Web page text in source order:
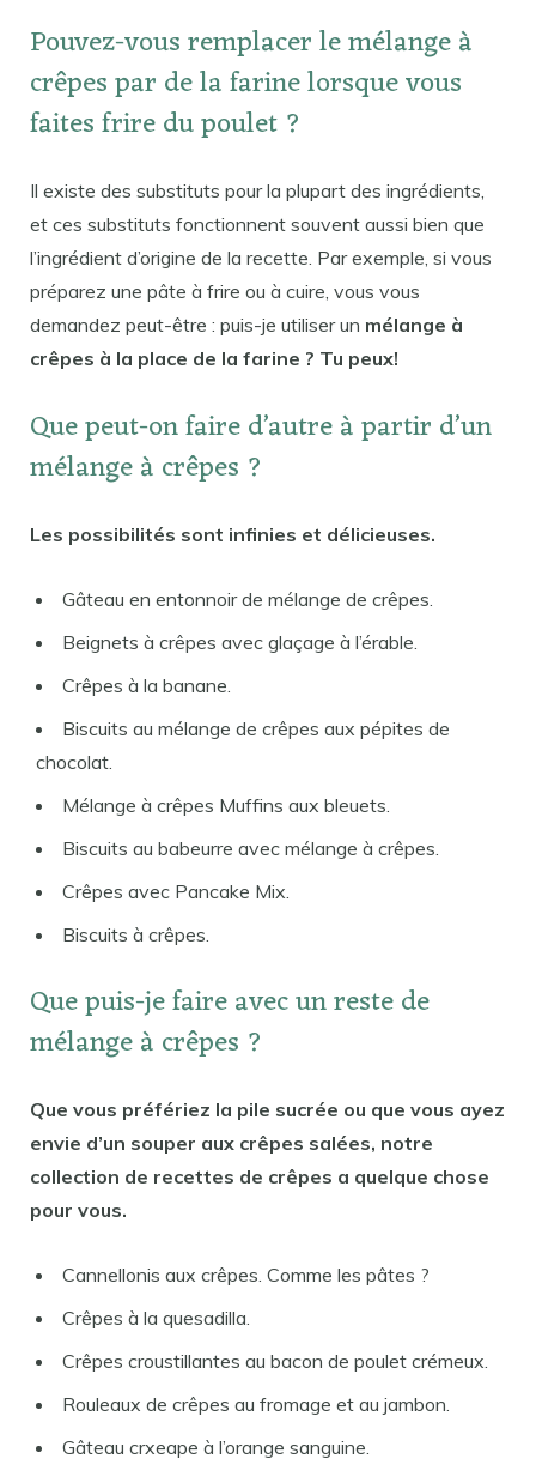
Pouvez-vous remplacer le mélange à
crêpes par de la farine lorsque vous
faites frire du poulet ?
Il existe des substituts pour la plupart des ingrédients,
et ces substituts fonctionnent souvent aussi bien que
l’ingrédient d’origine de la recette. Par exemple, si vous
préparez une pâte à frire ou à cuire, vous vous
demandez peut-être : puis-je utiliser un mélange à
crêpes à la place de la farine ? Tu peux!
Que peut-on faire d’autre à partir d’un
mélange à crêpes ?
Les possibilités sont infinies et délicieuses.
Gâteau en entonnoir de mélange de crêpes.
Beignets à crêpes avec glaçage à l’érable.
Crêpes à la banane.
Biscuits au mélange de crêpes aux pépites de
chocolat.
Mélange à crêpes Muffins aux bleuets.
Biscuits au babeurre avec mélange à crêpes.
Crêpes avec Pancake Mix.
Biscuits à crêpes.
Que puis-je faire avec un reste de
mélange à crêpes ?
Que vous préfériez la pile sucrée ou que vous ayez
envie d’un souper aux crêpes salées, notre
collection de recettes de crêpes a quelque chose
pour vous.
Cannellonis aux crêpes. Comme les pâtes ?
Crêpes à la quesadilla.
Crêpes croustillantes au bacon de poulet crémeux.
Rouleaux de crêpes au fromage et au jambon.
Gâteau crxeape à l’orange sanguine.